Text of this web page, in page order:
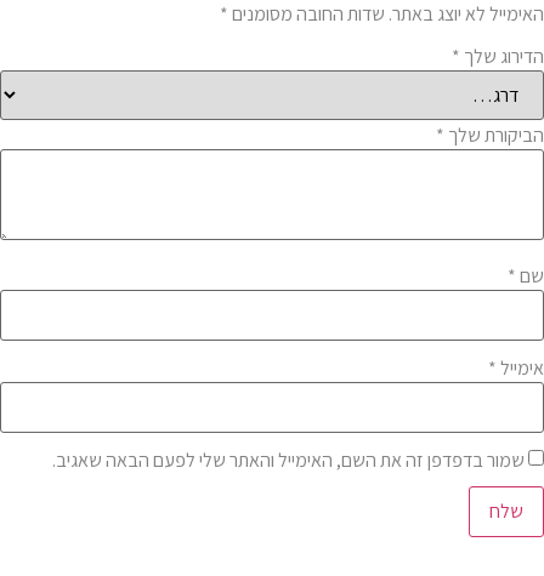
האימייל לא יוצג באתר. שדות החובה מסומנים*
הדירוג שלך *
הביקורת שלך *
שם*
אימייל*
שמור בדפדפן זה את השם, האימייל והאתר שלי לפעם הבאה שאגיב.